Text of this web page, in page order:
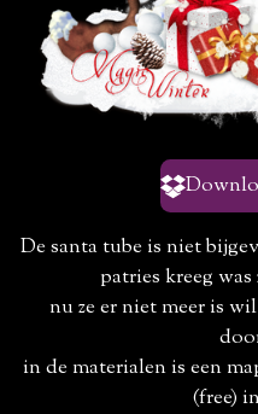
De santa tube is niet
patries kreeg
nu ze er niet meer is
in de materialen is een
(free)